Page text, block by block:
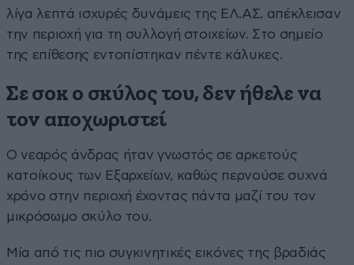
λίγα λεπτά ισχυρές δυνάμεις της ΕΛ.ΑΣ. απέκλεισαν
την περιοχή για τη συλλογή στοιχείων. Στο σημείο
της επίθεσης εντοπίστηκαν πέντε κάλυκες.
Σε σοκ ο σκύλος του, δεν ήθελε να
τον αποχωριστεί
Ο νεαρός άνδρας ήταν γνωστός σε αρκετούς
κατοίκους των Εξαρχείων, καθώς περνούσε συχνά
χρόνο στην περιοχή έχοντας πάντα μαζί του τον
μικρόσωμο σκύλο του.
Μία από τις πιο συγκινητικές εικόνες της βραδιάς